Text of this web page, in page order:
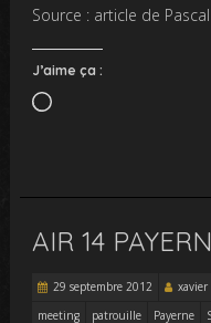
Source : article de
J’aime ça :
Chargement…
AIR 14
29 septembre 2012 xavier
meeting
patrouille Payerne